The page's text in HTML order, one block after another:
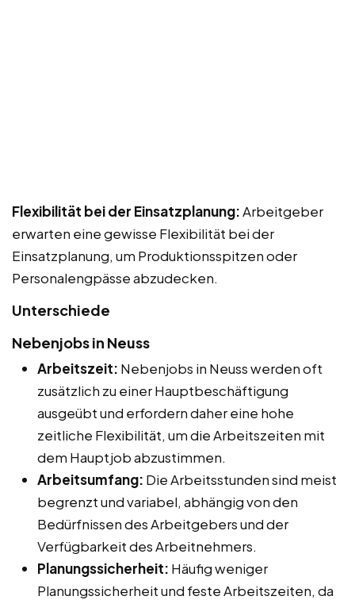
Flexibilität bei der Einsatzplanung:Arbeitgeber
erwarten eine gewisse Flexibilität bei der
Einsatzplanung, um Produktionsspitzen oder
Personalengpässe abzudecken.
Unterschiede
Nebenjobs in Neuss
Arbeitszeit: Nebenjobs in Neuss werden oft
zusätzlich zu einer Hauptbeschäftigung
ausgeübt und erfordern daher eine hohe
zeitliche Flexibilität, um die Arbeitszeiten mit
dem Hauptjob abzustimmen.
Arbeitsumfang: Die Arbeitsstunden sind meist
begrenzt und variabel, abhängig von den
Bedürfnissen des Arbeitgebers und der
Verfügbarkeit des Arbeitnehmers.
Planungssicherheit: Häufig weniger
Planungssicherheit und feste Arbeitszeiten, da